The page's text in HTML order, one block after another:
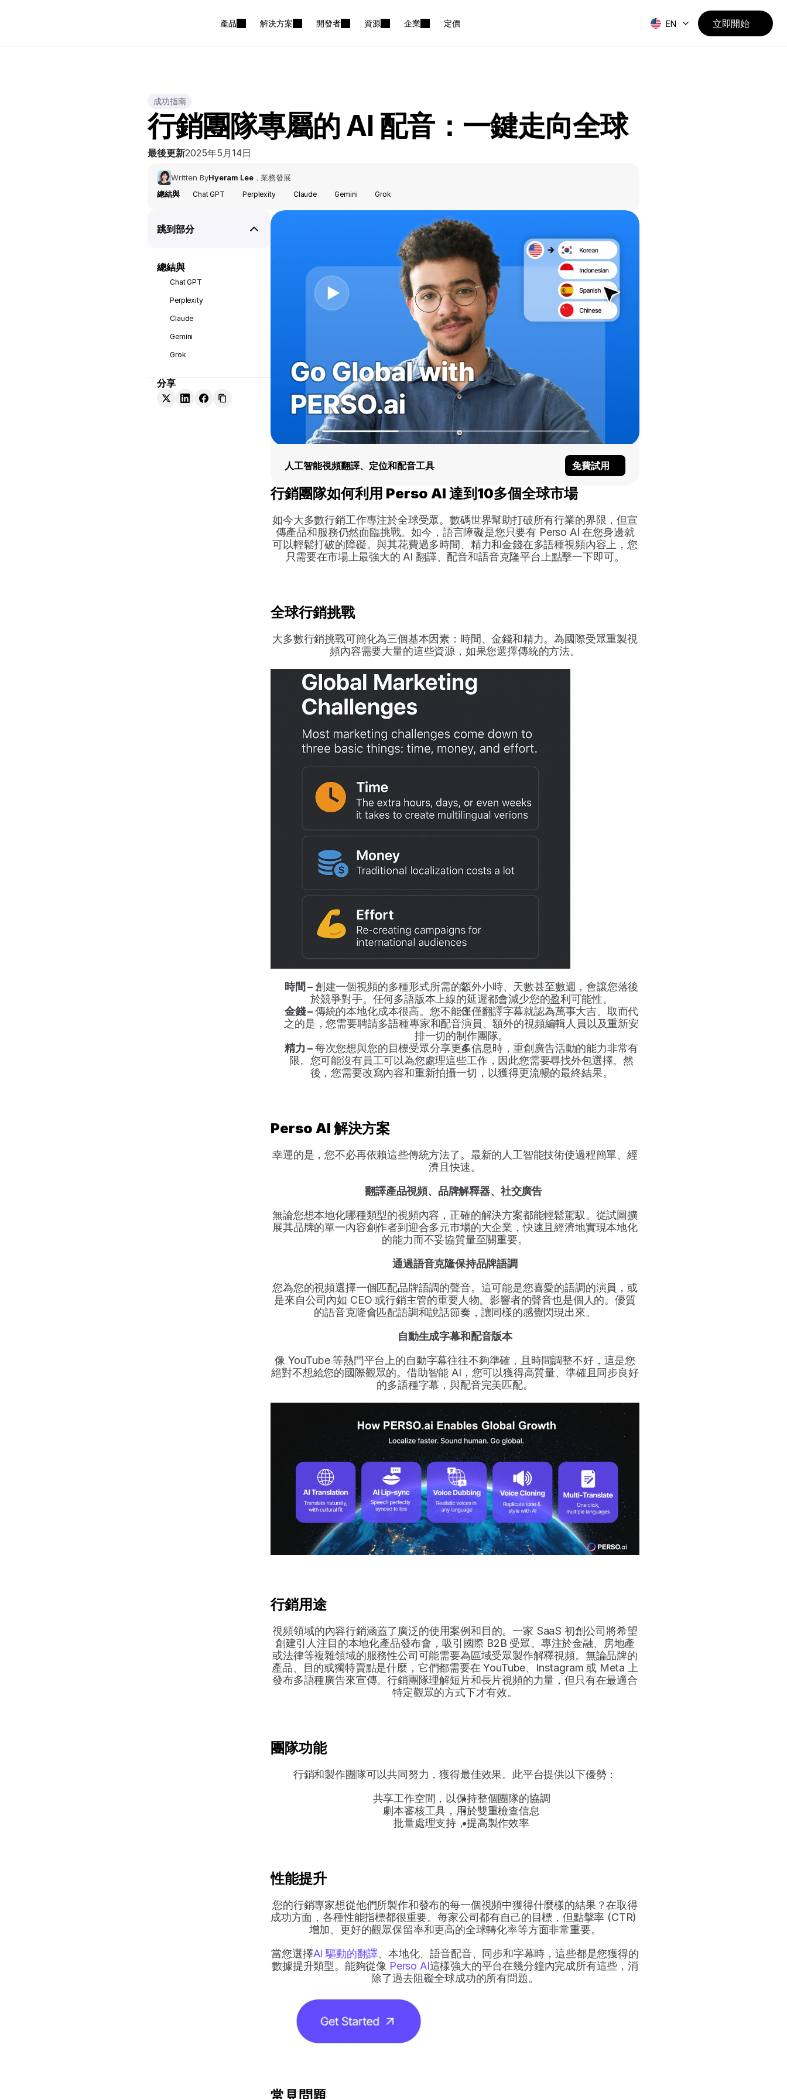
產品 解決方案 開發者 資源 企業 定價 EN 立即開始
成功指南
行銷團隊專屬的 AI 配音：一鍵走向全球
最後更新2025年5月14日
Written ByHyeram Lee ， 業務發展
總結與
Chat GPT Perplexity Claude Gemini Grok
跳到部分
總結與
Chat GPT
Perplexity
Claude
Gemini
Grok
分享
人工智能視頻翻譯、定位和配音工具 免費試用
行銷團隊如何利用 Perso AI 達到10多個全球市場
如今大多數行銷工作專注於全球受眾。數碼世界幫助打破所有行業的界限，但宣
傳產品和服務仍然面臨挑戰。如今，語言障礙是您只要有 Perso AI 在您身邊就
可以輕鬆打破的障礙。與其花費過多時間、精力和金錢在多語種視頻內容上，您
只需要在市場上最強大的 AI 翻譯、配音和語音克隆平台上點擊一下即可。
全球行銷挑戰
大多數行銷挑戰可簡化為三個基本因素：時間、金錢和精力。為國際受眾重製視
頻內容需要大量的這些資源，如果您選擇傳統的方法。
時間 – 創建一個視頻的多種形式所需的額外小時、天數甚至數週，會讓您落後
於競爭對手。任何多語版本上線的延遲都會減少您的盈利可能性。
金錢 – 傳統的本地化成本很高。您不能僅僅翻譯字幕就認為萬事大吉。取而代
之的是，您需要聘請多語種專家和配音演員、額外的視頻編輯人員以及重新安
排一切的制作團隊。
精力 – 每次您想與您的目標受眾分享更多信息時，重創廣告活動的能力非常有
限。您可能沒有員工可以為您處理這些工作，因此您需要尋找外包選擇。然
後，您需要改寫內容和重新拍攝一切，以獲得更流暢的最終結果。
Perso AI 解決方案
幸運的是，您不必再依賴這些傳統方法了。最新的人工智能技術使過程簡單、經
濟且快速。
翻譯產品視頻、品牌解釋器、社交廣告
無論您想本地化哪種類型的視頻內容，正確的解決方案都能輕鬆駕馭。從試圖擴
展其品牌的單一內容創作者到迎合多元市場的大企業，快速且經濟地實現本地化
的能力而不妥協質量至關重要。
通過語音克隆保持品牌語調
您為您的視頻選擇一個匹配品牌語調的聲音。這可能是您喜愛的語調的演員，或
是來自公司內如 CEO 或行銷主管的重要人物。影響者的聲音也是個人的。優質
的語音克隆會匹配語調和說話節奏，讓同樣的感覺閃現出來。
自動生成字幕和配音版本
像 YouTube 等熱門平台上的自動字幕往往不夠準確，且時間調整不好，這是您
絕對不想給您的國際觀眾的。借助智能 AI，您可以獲得高質量、準確且同步良好
的多語種字幕，與配音完美匹配。
行銷用途
視頻領域的內容行銷涵蓋了廣泛的使用案例和目的。一家 SaaS 初創公司將希望
創建引人注目的本地化產品發布會，吸引國際 B2B 受眾。專注於金融、房地產
或法律等複雜領域的服務性公司可能需要為區域受眾製作解釋視頻。無論品牌的
產品、目的或獨特賣點是什麼，它們都需要在 YouTube、Instagram 或 Meta 上
發布多語種廣告來宣傳。行銷團隊理解短片和長片視頻的力量，但只有在最適合
特定觀眾的方式下才有效。
團隊功能
行銷和製作團隊可以共同努力，獲得最佳效果。此平台提供以下優勢：
共享工作空間，以保持整個團隊的協調
劇本審核工具，用於雙重檢查信息
批量處理支持，提高製作效率
性能提升
您的行銷專家想從他們所製作和發布的每一個視頻中獲得什麼樣的結果？在取得
成功方面，各種性能指標都很重要。每家公司都有自己的目標，但點擊率 (CTR)
增加、更好的觀眾保留率和更高的全球轉化率等方面非常重要。
當您選擇AI 驅動的翻譯、本地化、語音配音、同步和字幕時，這些都是您獲得的
數據提升類型。能夠從像 Perso AI這樣強大的平台在幾分鐘內完成所有這些，消
除了過去阻礙全球成功的所有問題。